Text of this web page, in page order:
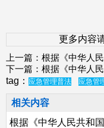
更多内容
上一篇： 根据《中华人
下一篇： 根据《中华人
tag： 应急管理普法 应急管
相关内容
根据《中华人民共和